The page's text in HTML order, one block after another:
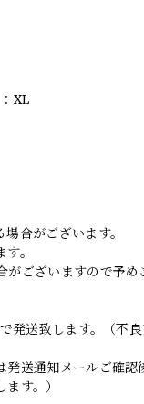
XL
合がございます。
。
ございますので予め
送致します。（不
送通知メールご確認
す。）